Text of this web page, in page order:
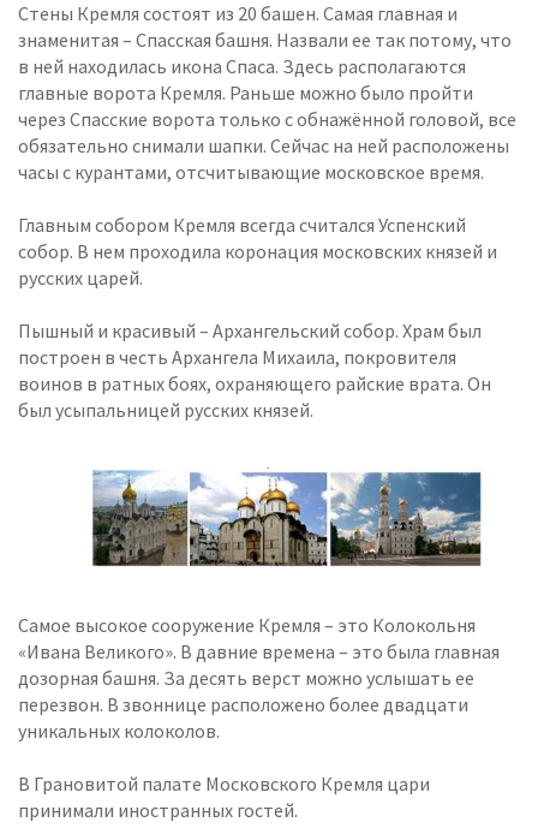
Стены Кремля состоят из 20 башен. Самая главная и
знаменитая – Спасская башня. Назвали ее так потому, что
в ней находилась икона Спаса. Здесь располагаются
главные ворота Кремля. Раньше можно было пройти
через Спасские ворота только с обнажённой головой, все
обязательно снимали шапки. Сейчас на ней расположены
часы с курантами, отсчитывающие московское время.
Главным собором Кремля всегда считался Успенский
собор. В нем проходила коронация московских князей и
русских царей.
Пышный и красивый – Архангельский собор. Храм был
построен в честь Архангела Михаила, покровителя
воинов в ратных боях, охраняющего райские врата. Он
был усыпальницей русских князей.
Самое высокое сооружение Кремля – это Колокольня
«Ивана Великого». В давние времена – это была главная
дозорная башня. За десять верст можно услышать ее
перезвон. В звоннице расположено более двадцати
уникальных колоколов.
В Грановитой палате Московского Кремля цари
принимали иностранных гостей.